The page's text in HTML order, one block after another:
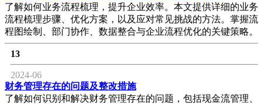
了解如何业务流程梳理，提升企业效率。本文提供详细的业务
流程梳理步骤、优化方案，以及应对常见挑战的方法。掌握流
程图绘制、部门协作、数据整合与企业流程优化的关键策略。
13
2024-06
财务管理存在的问题及整改措施
了解如何识别和解决财务管理存在的问题，包括现金流管理、